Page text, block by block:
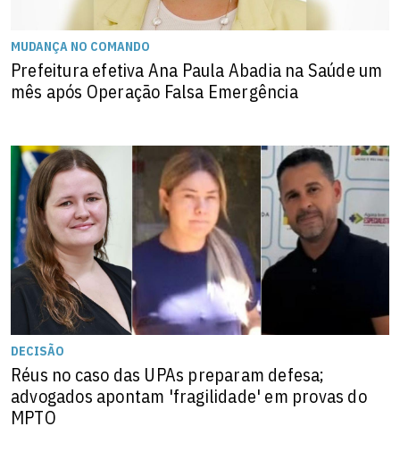
MUDANÇA NO COMANDO
Prefeitura efetiva Ana Paula Abadia na Saúde um
mês após Operação Falsa Emergência
DECISÃO
Réus no caso das UPAs preparam defesa;
advogados apontam 'fragilidade' em provas do
MPTO